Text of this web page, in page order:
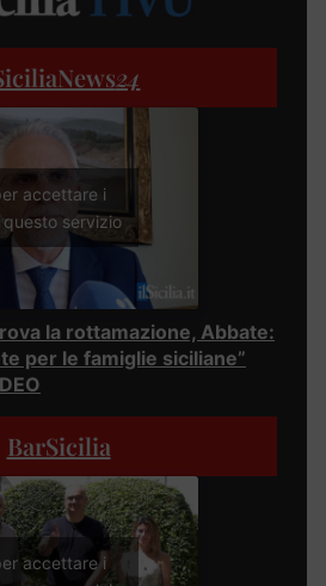
24
accettare i
servizio
la rottamazione, Abbate:
per le famiglie siciliane”
BarSicilia
accettare i